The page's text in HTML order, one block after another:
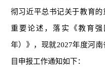
彻习近平总书记关于教育
重要论述，落实《教育强
年）》，现就2027年度河
目申报工作通知如下：